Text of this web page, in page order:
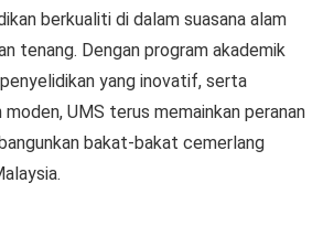
berkualiti di dalam suasana alam
tenang. Dengan program akademik
yang inovatif, serta
UMS terus memainkan peranan
bakat-bakat cemerlang